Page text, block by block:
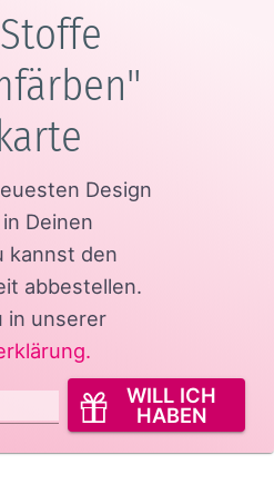
Design
Deinen
kannst den
abbestellen.
in unserer
.
WILL ICH
HABEN